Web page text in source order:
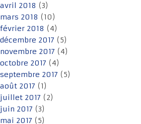
avril 2018 (3)
mars 2018 (10)
février 2018 (4)
décembre 2017 (5)
novembre 2017 (4)
octobre 2017 (4)
septembre 2017 (5)
août 2017 (1)
juillet 2017 (2)
juin 2017 (3)
mai 2017 (5)